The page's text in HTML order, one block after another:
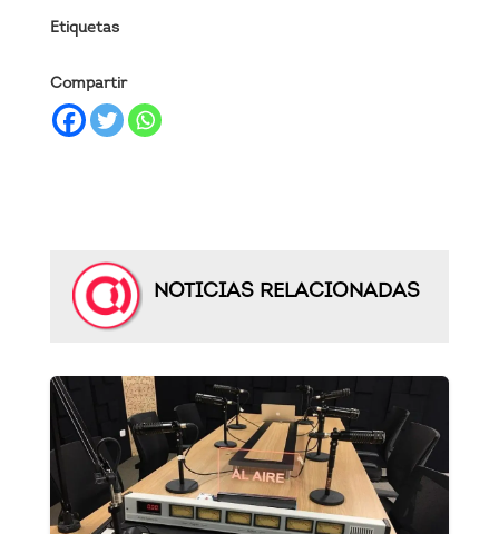
Etiquetas
Compartir
NOTICIAS RELACIONADAS